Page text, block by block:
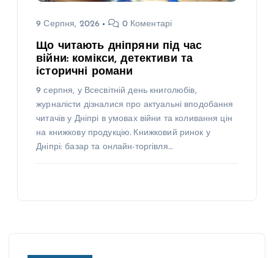
9 Серпня, 2026 0 Коментарі
Що читають дніпряни під час
війни: комікси, детективи та
історичні романи
9 серпня, у Всесвітній день книголюбів,
журналісти дізналися про актуальні вподобання
читачів у Дніпрі в умовах війни та коливання цін
на книжкову продукцію. Книжковий ринок у
Дніпрі: базар та онлайн-торгівля…